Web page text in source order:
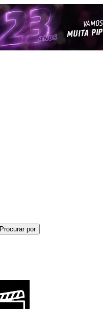
Procurar por